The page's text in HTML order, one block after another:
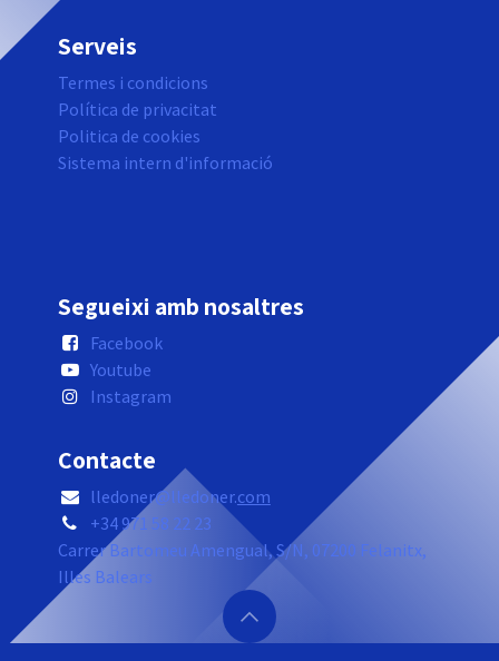
Serveis
Termes i condicions
Política de privacitat
Politica de cookies
Sistema intern d'informació
Segueixi amb nosaltres
Facebook
Youtube
Instagram
Contacte
lledoner@lledoner.com
+34 971 58 22 23
Carrer Bartomeu Amengual, S/N, 07200 Felanitx,
Illes Balears